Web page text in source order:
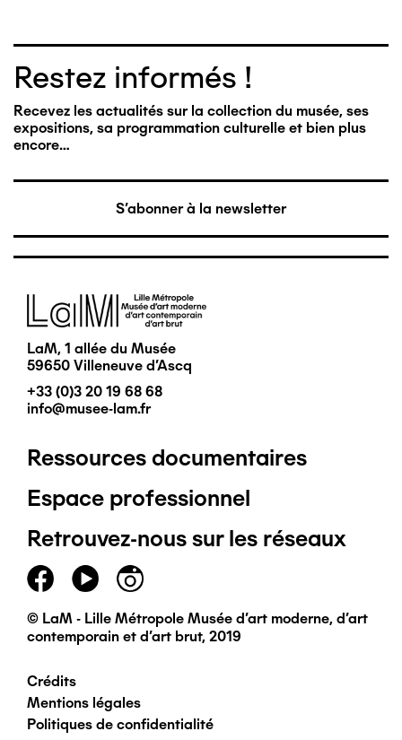
Restez informés !
Recevez les actualités sur la collection du musée, ses
expositions, sa programmation culturelle et bien plus
encore…
S'abonner à la newsletter
Image
LaM, 1 allée du Musée
59650 Villeneuve d'Ascq
+33 (0)3 20 19 68 68
info@musee-lam.fr
Pied
de
page
principal
Ressources documentaires
Espace professionnel
Retrouvez-nous sur les réseaux
© LaM - Lille Métropole Musée d'art moderne, d'art
contemporain et d'art brut, 2019
Pied
Crédits
Mentions légales
Politiques de confidentialité